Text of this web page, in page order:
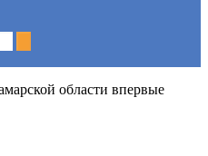
области впервые